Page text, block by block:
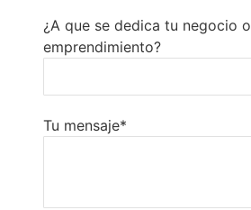
¿A que se dedica tu negocio o
emprendimiento?
Tu mensaje*